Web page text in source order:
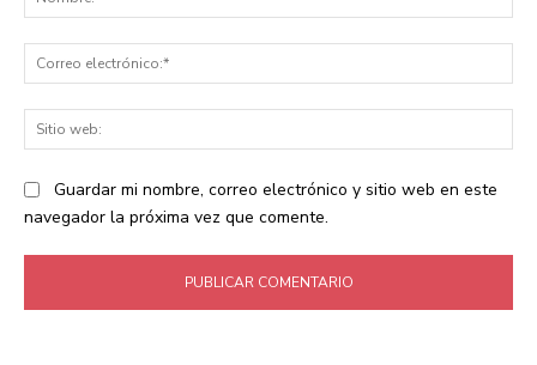
Guardar mi nombre, correo electrónico y sitio web en este
navegador la próxima vez que comente.